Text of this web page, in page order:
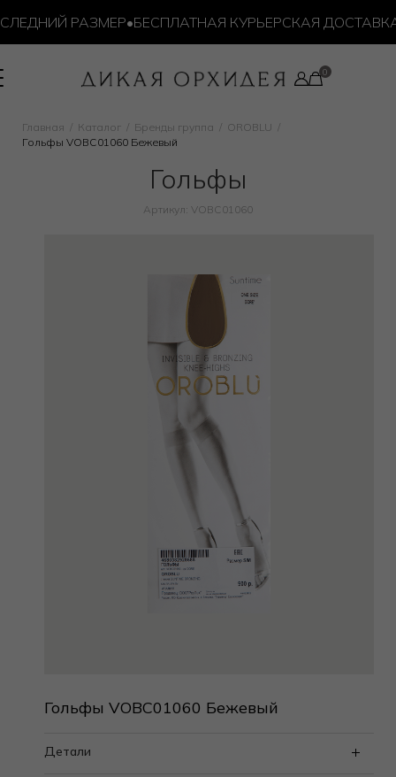
РАЗМЕР•БЕСПЛАТНАЯ КУРЬЕРСКАЯ ДОСТАВКА
Главная Каталог Бренды группа
OROBLU
Гольфы VOBC01060 Бежевый
Гольфы
Артикул: VOBC01060
Гольфы VOBC01060 Бежевый
Детали